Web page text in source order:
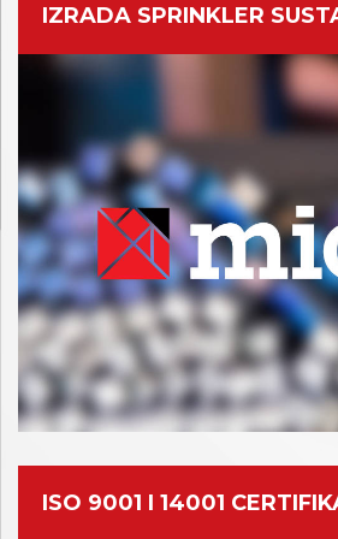
IZRADA SPRINKLER
ISO 9001 I 14001